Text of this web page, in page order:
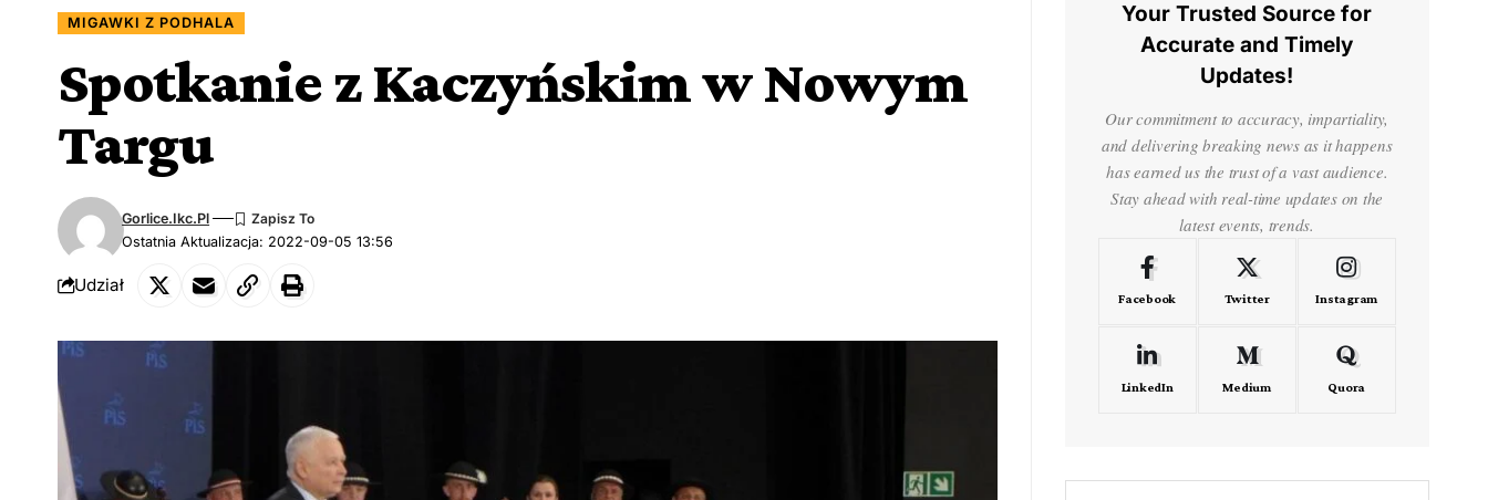
MIGAWKI Z PODHALA
Spotkanie z Kaczyńskim w Nowym
Targu
Ostatnia Aktualizacja: 2022-09-05 13:56
Gorlice.ikc.pl
Udział
Your Trusted Source for
Accurate and Timely
Updates!
Our commitment to accuracy, impartiality,
and delivering breaking news as it happens
has earned us the trust of a vast audience.
Stay ahead with real-time updates on the
latest events, trends.
Facebook Twitter Instagram
LinkedIn Medium Quora